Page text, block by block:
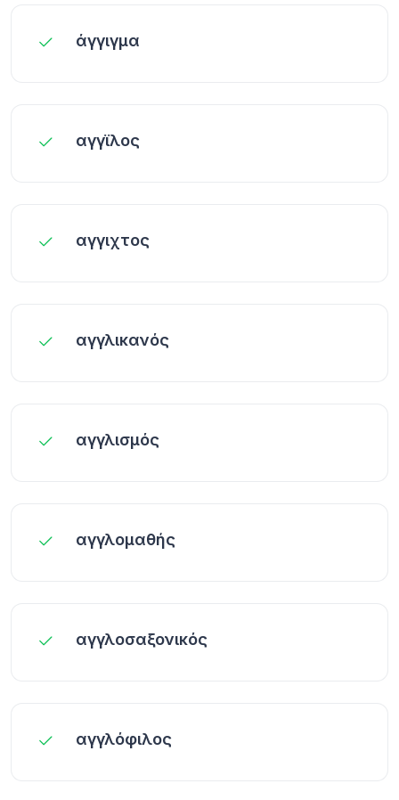
άγγιγμα
αγγϊλος
αγγιχτος
αγγλικανός
αγγλισμός
αγγλομαθής
αγγλοσαξονικός
αγγλόφιλος